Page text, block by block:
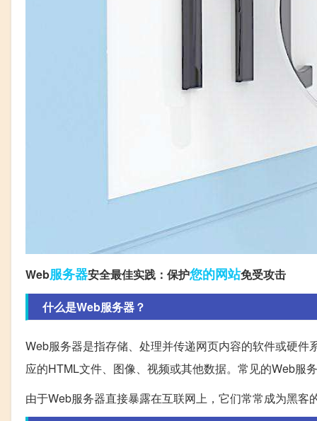
Web服务器安全最佳实践：保护您的网站免受攻击
什么是Web服务器？
Web服务器是指存储、处理并传递网页内容的软件或硬
应的HTML文件、图像、视频或其他数据。常见的Web服
由于Web服务器直接暴露在互联网上，它们常常成为黑